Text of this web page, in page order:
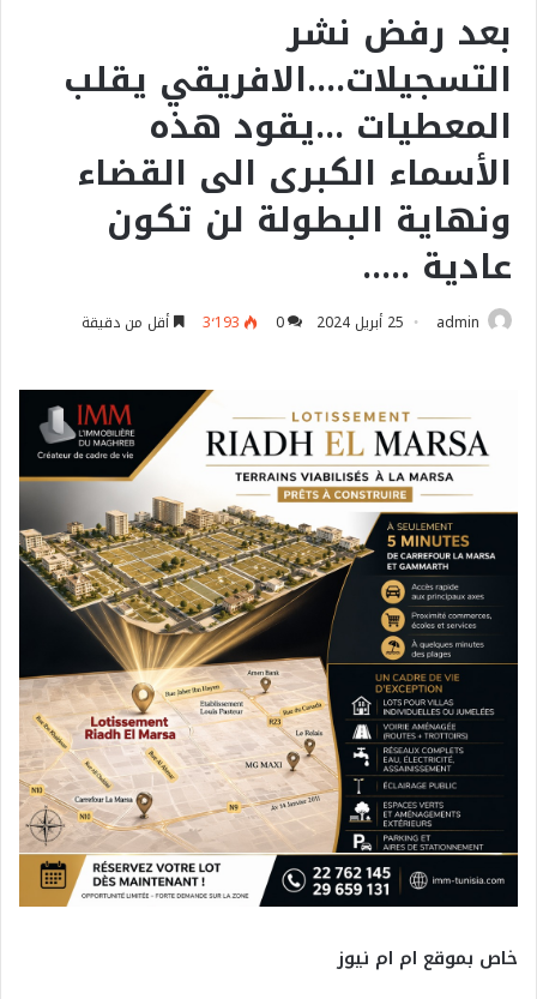
بعد رفض نشر
التسجيلات….الافريقي يقلب
المعطيات …يقود هذه
الأسماء الكبرى الى القضاء
ونهاية البطولة لن تكون
عادية …..
admin 25 أبريل 2024 0 3٬193 أقل من دقيقة
خاص بموقع ام ام نيوز